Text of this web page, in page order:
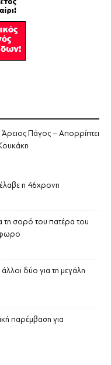
Πάγος – Απορρίπτει
η 46χρονη
σορό του πατέρα του
δύο για τη μεγάλη
παρέμβαση για